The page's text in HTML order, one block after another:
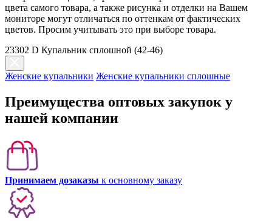
цвета самого товара, а также рисунка и отделки на Вашем
мониторе могут отличаться по оттенкам от фактических
цветов. Просим учитывать это при выборе товара.
23302 D Купальник сплошной (42-46)
Женские купальники Женские купальники сплошные
Преимущества оптовых закупок у
нашей компании
Принимаем дозаказы к основному заказу